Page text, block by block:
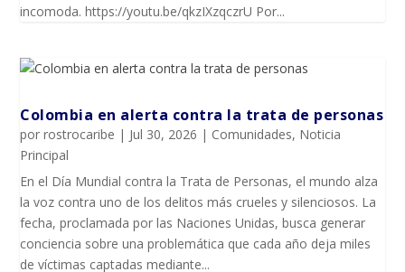
incomoda. https://youtu.be/qkzIXzqczrU Por...
Colombia en alerta contra la trata de personas
porrostrocaribe | Jul 30, 2026 | Comunidades, Noticia
Principal
En el Día Mundial contra la Trata de Personas, el mundo alza
la voz contra uno de los delitos más crueles y silenciosos. La
fecha, proclamada por las Naciones Unidas, busca generar
conciencia sobre una problemática que cada año deja miles
de víctimas captadas mediante...